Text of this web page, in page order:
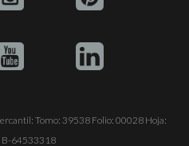
Tomo: 39538 Folio: 00028 Hoja:
B-64533318